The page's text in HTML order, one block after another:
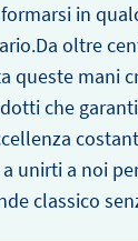
in
oltre
queste mani
che
unirti a noi
classico